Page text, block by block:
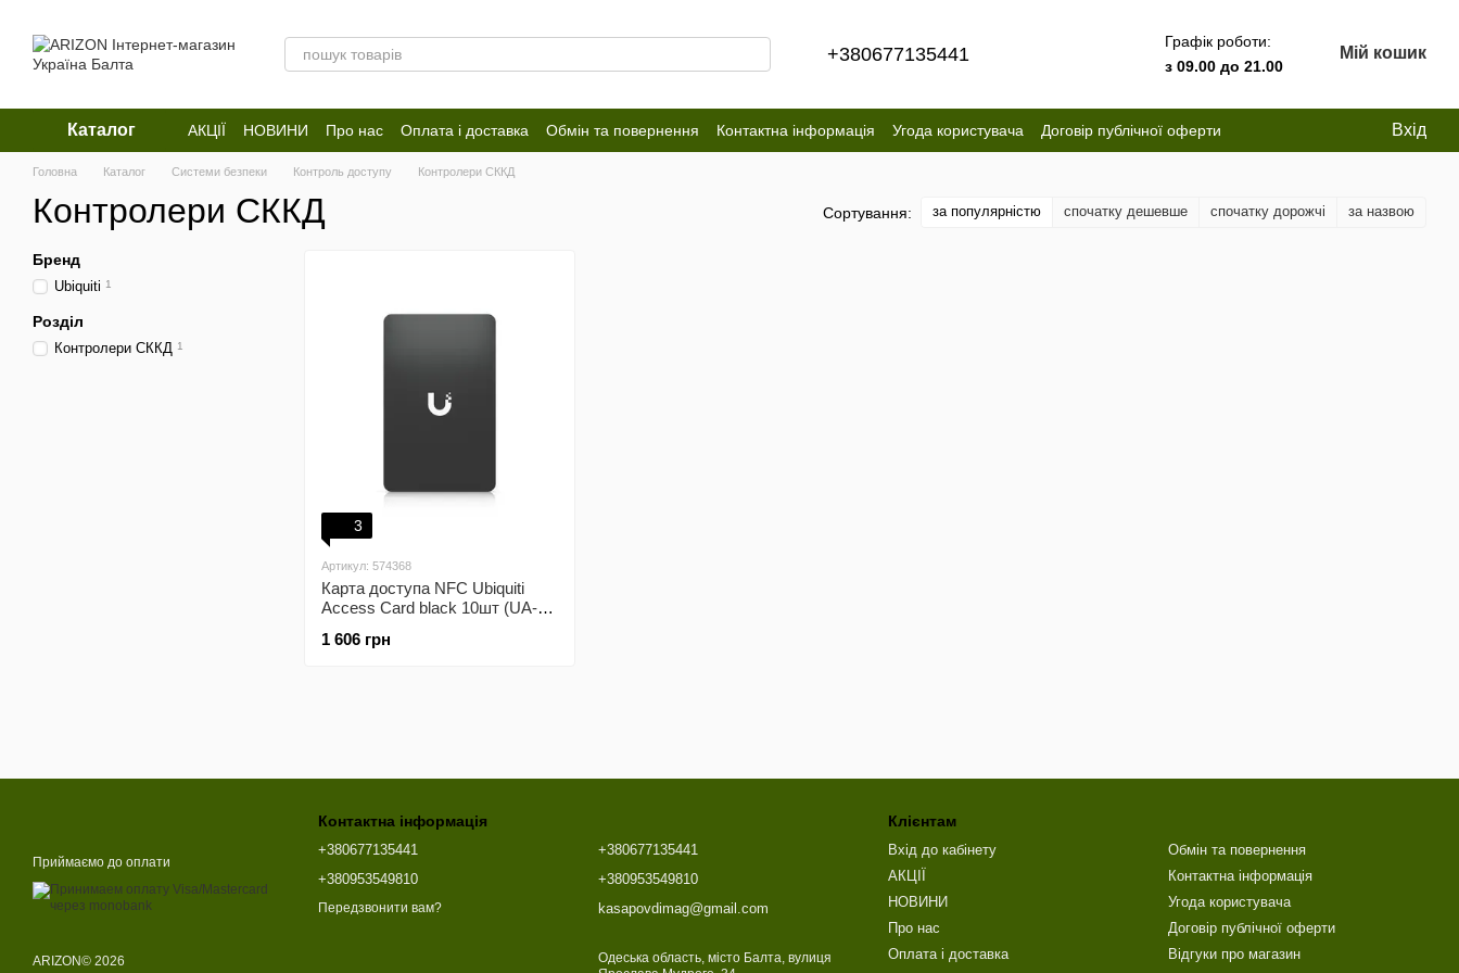
+380677135441
Графік роботи:
з 09.00 до 21.00
Мій кошик
Каталог АКЦІЇ НОВИНИ Про нас Оплата і доставка Обмін та повернення Контактна інформація Угода користувача
Договір публічної оферти
Відгуки про магазин
Вхід
Головна Каталог Системи безпеки Контроль доступу Контролери СККД
Контролери СККД Сортування: за популярністю спочатку дешевше спочатку дорожчі за назвою
3
Артикул: 574368
Карта доступа NFC Ubiquiti
Access Card black 10шт (UA-
1 606 грн
Бренд
Ubiquiti 1
Розділ
Контролери СККД 1
Приймаємо до оплати
ARIZON© 2026
Контактна інформація
+380677135441
+380953549810
Передзвонити вам?
+380677135441
+380953549810
kasapovdimag@gmail.com
Одеська область, місто Балта, вулиця
Клієнтам
Вхід до кабінету
АКЦІЇ
НОВИНИ
Про нас
Оплата і доставка
Обмін та повернення
Контактна інформація
Угода користувача
Договір публічної оферти
Відгуки про магазин